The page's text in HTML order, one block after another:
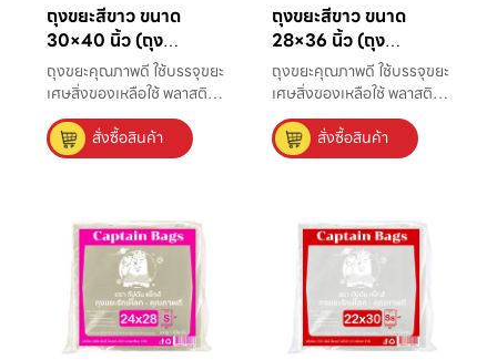
ถุงขยะสีขาว ขนาด
30×40 นิ้ว (ถุง
อเนกประสงค์)
ถุงขยะคุณภาพดี ใช้บรรจุขยะ
เศษสิ่งของเหลือใช้ พลาสติก
ที่มีความหนาแน่นสูง แข็ง
แรง ไม่มีกลิ่น ใส่ขยะได้มาก
ถึง 150 ลิตร เหมาะใช้กับถัง
สั่งซื้อสินค้า
ถุงขยะสีขาว ขนาด
28×36 นิ้ว (ถุง
อเนกประสงค์)
ถุงขยะคุณภาพดี ใช้บรรจุขยะ
เศษสิ่งของเหลือใช้ พลาสติก
ที่มีความหนาแน่นสูง แข็ง
แรง ไม่มีกลิ่น ใส่ขยะได้มาก
ถึง 80 ลิตร เหมาะใช้กับถัง
สั่งซื้อสินค้า